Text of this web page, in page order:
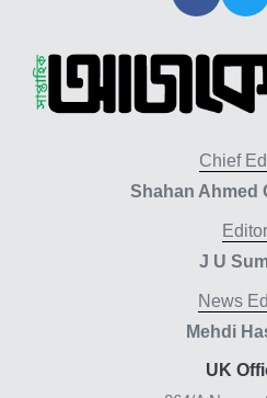
Chief
Shahan Ahmed
Editor
J U
News
Mehdi
UK